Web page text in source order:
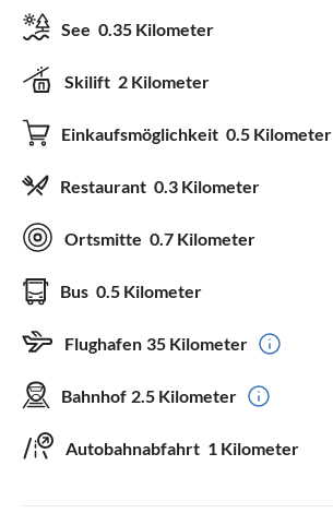
See 0.35 Kilometer
Skilift 2 Kilometer
Einkaufsmöglichkeit 0.5 Kilometer
Restaurant 0.3 Kilometer
Ortsmitte 0.7 Kilometer
Bus 0.5 Kilometer
Flughafen 35 Kilometer
Bahnhof 2.5 Kilometer
Autobahnabfahrt 1 Kilometer